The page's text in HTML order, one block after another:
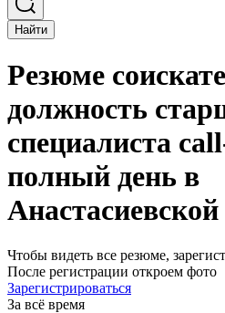
Найти
Резюме
должность
специалиста
полный день в
Анастасиевской
Чтобы видеть все резюме,
После регистрации откроем фото
Зарегистрироваться
За всё время